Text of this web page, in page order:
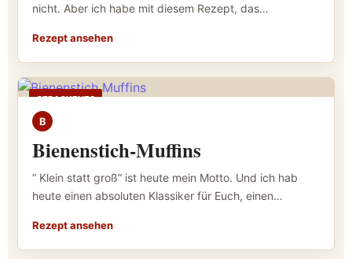
nicht. Aber ich habe mit diesem Rezept, das…
Rezept ansehen
GEBACKENES
B
Bienenstich-Muffins
” Klein statt groß” ist heute mein Motto. Und ich hab
heute einen absoluten Klassiker für Euch, einen…
Rezept ansehen